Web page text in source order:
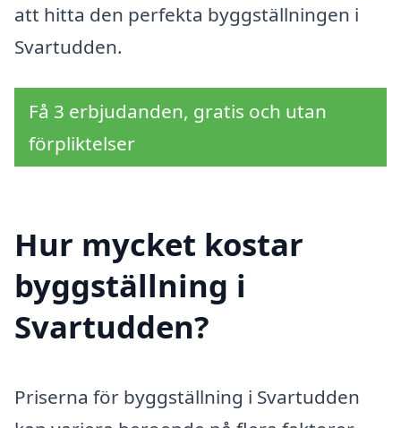
att hitta den perfekta byggställningen i
Svartudden.
Få 3 erbjudanden, gratis och utan
förpliktelser
Hur mycket kostar
byggställning i
Svartudden?
Priserna för byggställning i Svartudden